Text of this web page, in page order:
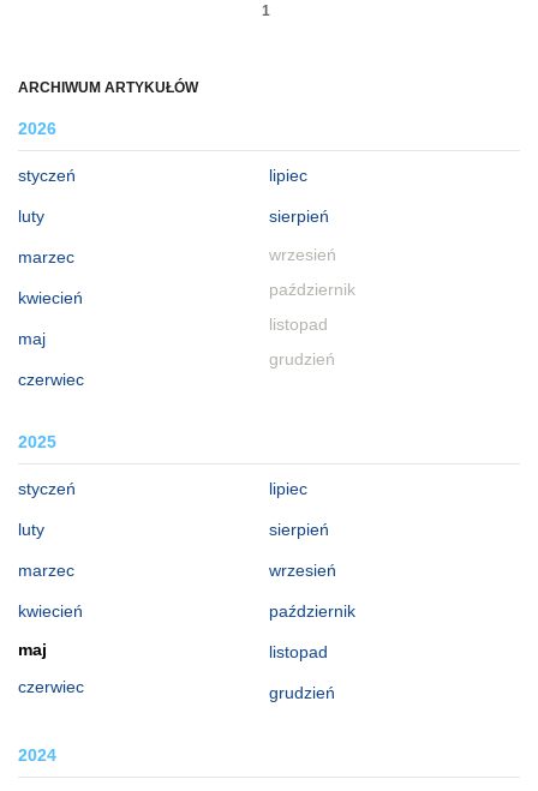
ARCHIWUM ARTYKUŁÓW
2026
styczeń
luty
marzec
kwiecień
maj
czerwiec
lipiec
sierpień
wrzesień
październik
listopad
grudzień
2025
styczeń
luty
marzec
kwiecień
maj
czerwiec
lipiec
sierpień
wrzesień
październik
listopad
grudzień
2024
1